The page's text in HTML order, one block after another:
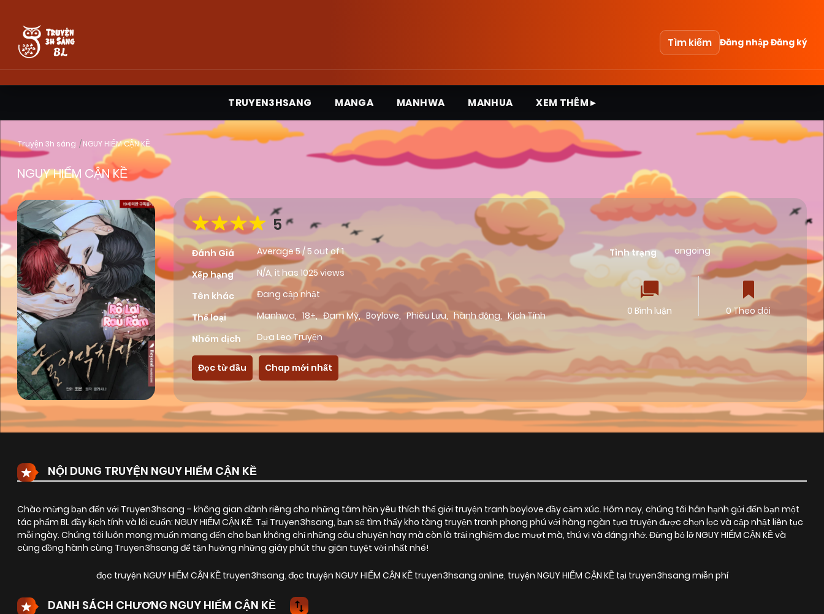
Tìm kiếm Đăng nhậpĐăng ký
TRUYEN3HSANG MANGA MANHWA MANHUA XEM THÊM ▸
Truyện 3h sáng NGUY HIỂM CẬN KỀ
NGUY HIỂM CẬN KỀ
5
Đánh Giá Average5/5 out of1
Xếp hạng
N/A, it has 1025 views
Tên khác
Đang cập nhật
Thể loại
Manhwa, 18+, Đam Mỹ, Boylove, Phiêu Lưu, hành động, Kịch Tính
Nhóm dịch
Dưa Leo Truyện
Tình trạng ongoing
0 Bình luận 0 Theo dõi
Đọc từ đầu Chap mới nhất
NỘI DUNG TRUYỆN NGUY HIỂM CẬN KỀ
Chào mừng bạn đến với Truyen3hsang – không gian dành riêng cho những tâm hồn yêu thích thế giới truyện tranh boylove đầy cảm xúc. Hôm nay, chúng tôi hân hạnh gửi đến bạn một
tác phẩm BL đầy kịch tính và lôi cuốn: NGUY HIỂM CẬN KỀ. Tại Truyen3hsang, bạn sẽ tìm thấy kho tàng truyện tranh phong phú với hàng ngàn tựa truyện được chọn lọc và cập nhật liên tục
mỗi ngày. Chúng tôi luôn mong muốn mang đến cho bạn không chỉ những câu chuyện hay mà còn là trải nghiệm đọc mượt mà, thú vị và đáng nhớ. Đừng bỏ lỡ NGUY HIỂM CẬN KỀ và
cùng đồng hành cùng Truyen3hsang để tận hưởng những giây phút thư giãn tuyệt vời nhất nhé!
đọc truyện NGUY HIỂM CẬN KỀ truyen3hsang, đọc truyện NGUY HIỂM CẬN KỀ truyen3hsang online, truyện NGUY HIỂM CẬN KỀ tại truyen3hsang miễn phí
DANH SÁCH CHƯƠNG NGUY HIỂM CẬN KỀ